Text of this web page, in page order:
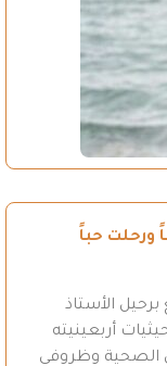
ورحلت حباً
الأستاذ
أربعينيته
أموري الصحية وظروفي